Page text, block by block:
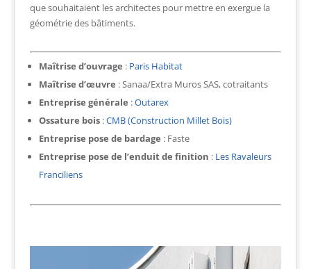
que souhaitaient les architectes pour mettre en exergue la
géométrie des bâtiments.
Maîtrise d’ouvrage : Paris Habitat
Maîtrise d’œuvre : Sanaa/Extra Muros SAS, cotraitants
Entreprise générale :Outarex
Ossature bois:CMB (Construction Millet Bois)
Entreprise pose de bardage : Faste
Entreprise pose de l’enduit de finition : Les Ravaleurs
Franciliens